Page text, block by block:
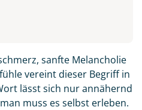
sanfte Melancholie
vereint dieser Begriff in
lässt sich nur annähernd
muss es selbst erleben.